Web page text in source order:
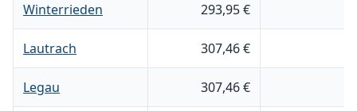
Winterrieden 293,95 €
Lautrach 307,46 €
Legau 307,46 €